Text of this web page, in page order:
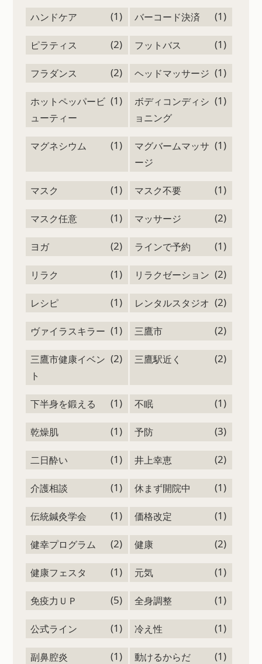
ハンドケア (1) バーコード決済 (1)
ピラティス (2) フットバス (1)
フラダンス (2) ヘッドマッサージ (1)
ホットペッパービ
ューティー
(1)
ボディコンディシ
ョニング
(1)
マグネシウム (1)
マグバームマッサ
ージ
(1)
マスク (1) マスク不要 (1)
マスク任意 (1) マッサージ (2)
ヨガ (2) ラインで予約 (1)
リラク (1) リラクゼーション (2)
レシピ (1) レンタルスタジオ (2)
ヴァイラスキラー (1) 三鷹市 (2)
三鷹市健康イベン
ト
(2) 三鷹駅近く (2)
下半身を鍛える (1) 不眠 (1)
乾燥肌 (1) 予防 (3)
二日酔い (1) 井上幸恵 (2)
介護相談 (1) 休まず開院中 (1)
伝統鍼灸学会 (1) 価格改定 (1)
健幸プログラム (2) 健康 (2)
健康フェスタ (1) 元気 (1)
免疫力ＵＰ (5) 全身調整 (1)
公式ライン (1) 冷え性 (1)
副鼻腔炎 (1) 動けるからだ (1)